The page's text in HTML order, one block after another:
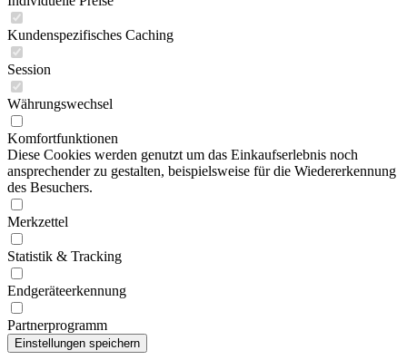
Kundenspezifisches Caching
Session
Währungswechsel
Komfortfunktionen
Diese Cookies werden genutzt um das Einkaufserlebnis noch
ansprechender zu gestalten, beispielsweise für die Wiedererkennung
des Besuchers.
Merkzettel
Statistik & Tracking
Endgeräteerkennung
Partnerprogramm